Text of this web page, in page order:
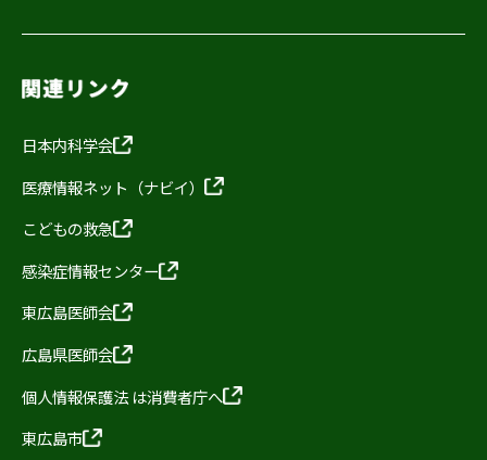
日本内科学会
医療情報ネット（ナビイ）
こどもの救急
感染症情報センター
東広島医師会
広島県医師会
個人情報保護法 は消費者庁へ
東広島市